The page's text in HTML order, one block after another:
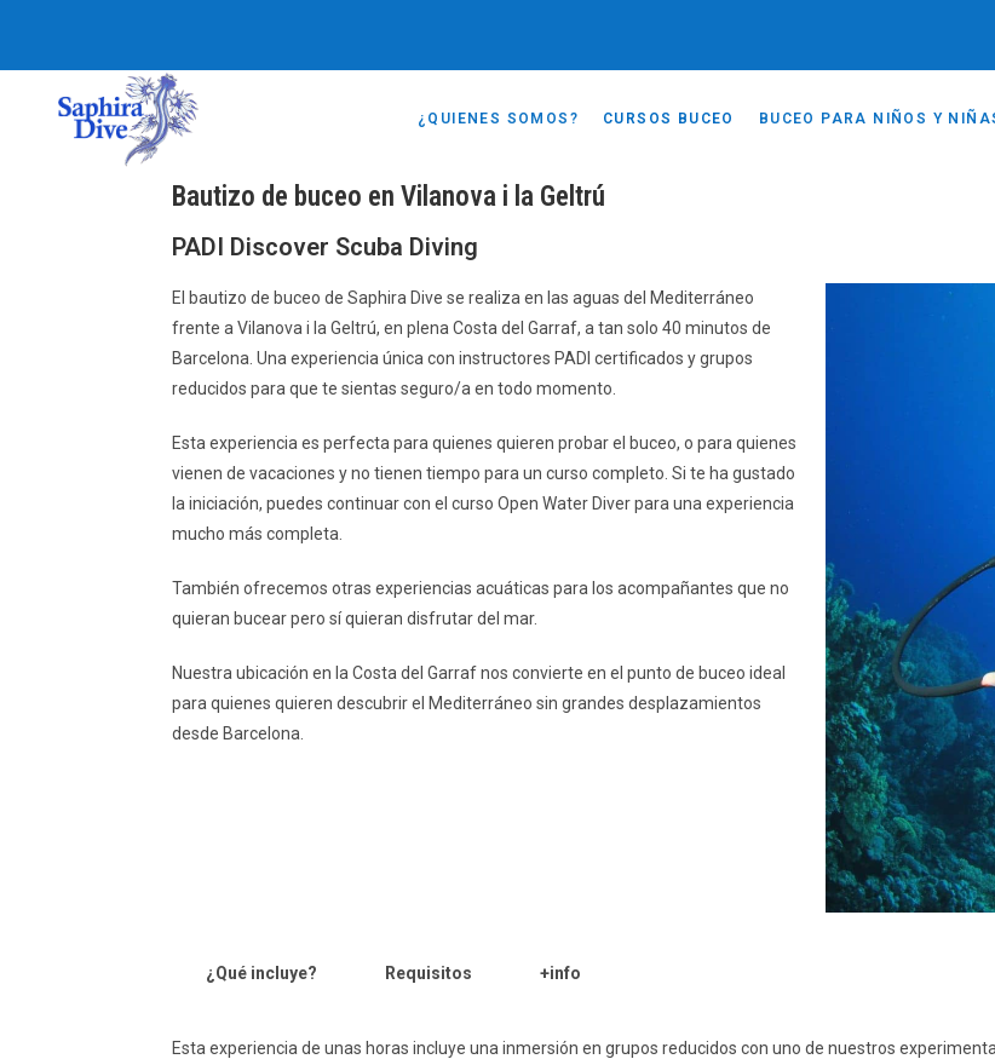
¿QUIENES SOMOS? CURSOS BUCEO BUCEO PARA NIÑOS Y
Bautizo de buceo en Vilanova i la Geltrú
PADI Discover Scuba Diving
El bautizo de buceo de Saphira Dive se realiza en las aguas del Mediterráneo
frente a Vilanova i la Geltrú, en plena Costa del Garraf, a tan solo 40 minutos de
Barcelona. Una experiencia única con instructores PADI certificados y grupos
reducidos para que te sientas seguro/a en todo momento.
Esta experiencia es perfecta para quienes quieren probar el buceo, o para quienes
vienen de vacaciones y no tienen tiempo para un curso completo. Si te ha gustado
la iniciación, puedes continuar con el curso Open Water Diver para una experiencia
mucho más completa.
También ofrecemos otras experiencias acuáticas para los acompañantes que no
quieran bucear pero sí quieran disfrutar del mar.
Nuestra ubicación en la Costa del Garraf nos convierte en el punto de buceo ideal
para quienes quieren descubrir el Mediterráneo sin grandes desplazamientos
desde Barcelona.
¿Qué incluye? Requisitos +info
Esta experiencia de unas horas incluye una inmersión en grupos reducidos con uno de nuestros